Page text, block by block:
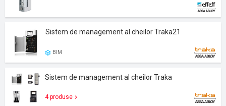
Sistem de management al cheilor Traka21
BIM
Sistem de management al cheilor Traka
4 produse